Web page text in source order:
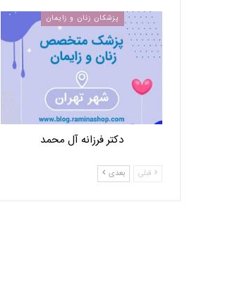
پزشکان زنان و زایمان
دکتر فرزانه آل محمد
قبلی بعدی